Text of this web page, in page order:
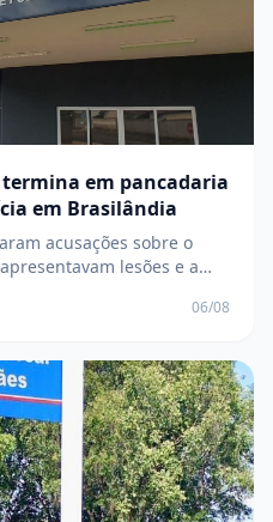
em pancadaria
em Brasilândia
acusações sobre o
lesões e a
06/08